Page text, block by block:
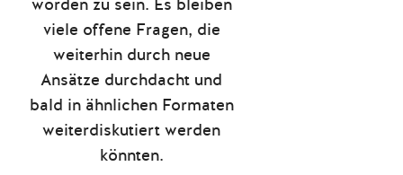
viele offene Fragen, die
weiterhin durch neue
Ansätze durchdacht und
bald in ähnlichen Formaten
weiterdiskutiert werden
könnten.